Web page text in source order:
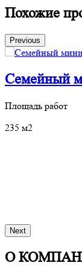
Похожие
Previous
Семейный
Площадь работ
235 м2
Next
О